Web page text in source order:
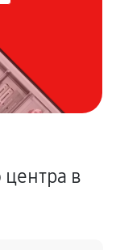
центра в